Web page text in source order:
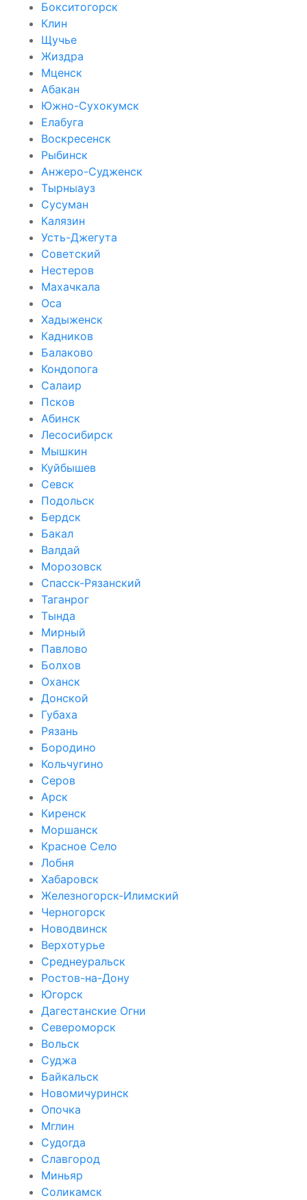
Бокситогорск
Клин
Щучье
Жиздра
Мценск
Абакан
Южно-Сухокумск
Елабуга
Воскресенск
Рыбинск
Анжеро-Судженск
Тырныауз
Сусуман
Калязин
Усть-Джегута
Советский
Нестеров
Махачкала
Оса
Хадыженск
Кадников
Балаково
Кондопога
Салаир
Псков
Абинск
Лесосибирск
Мышкин
Куйбышев
Севск
Подольск
Бердск
Бакал
Валдай
Морозовск
Спасск-Рязанский
Таганрог
Тында
Мирный
Павлово
Болхов
Оханск
Донской
Губаха
Рязань
Бородино
Кольчугино
Серов
Арск
Киренск
Моршанск
Красное Село
Лобня
Хабаровск
Железногорск-Илимский
Черногорск
Новодвинск
Верхотурье
Среднеуральск
Ростов-на-Дону
Югорск
Дагестанские Огни
Североморск
Вольск
Суджа
Байкальск
Новомичуринск
Опочка
Мглин
Судогда
Славгород
Миньяр
Соликамск